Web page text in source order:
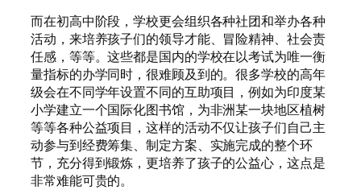
而在初高中阶段，学校更会组织各种社团和举办各种
活动，来培养孩子们的领导才能、冒险精神、社会责
任感，等等。这些都是国内的学校在以考试为唯一衡
量指标的办学同时，很难顾及到的。很多学校的高年
级会在不同学年设置不同的互助项目，例如为印度某
小学建立一个国际化图书馆，为非洲某一块地区植树
等等各种公益项目，这样的活动不仅让孩子们自己主
动参与到经费筹集、制定方案、实施完成的整个环
节，充分得到锻炼，更培养了孩子的公益心，这点是
非常难能可贵的。